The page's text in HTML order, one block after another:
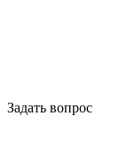
Задать вопрос